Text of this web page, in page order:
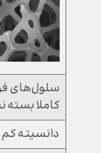
سلول‌های
کاملا
دانسیته کم